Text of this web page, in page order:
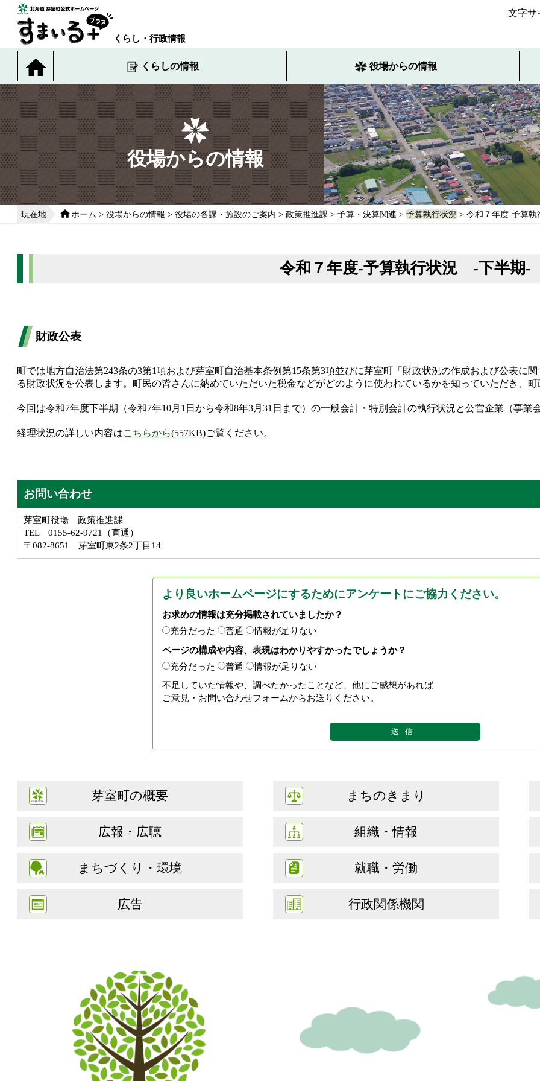
くらし・行政情報
文字サ
くらしの情報 役場からの情報
役場からの情報
現在地 ホーム > 役場からの情報 > 役場の各課・施設のご案内 > 政策推進課 > 予算・決算関連 > 予算執行状況 > 令和７年度-予算
令和７年度-予算執行状況 -下半期-
財政公表
町では地方自治法第243条の3第1項および芽室町自治基本条例第15条第3項並びに芽室町「財政状況の作成および公表に
る財政状況を公表します。町民の皆さんに納めていただいた税金などがどのように使われているかを知っていただき、
今回は令和7年度下半期（令和7年10月1日から令和8年3月31日まで）の一般会計・特別会計の執行状況と公営企業（事
経理状況の詳しい内容はこちらから(557KB)ご覧ください。
お問い合わせ
芽室町役場 政策推進課
TEL 0155-62-9721（直通）
〒082-8651 芽室町東2条2丁目14
より良いホームページにするためにアンケートにご協力ください。
お求めの情報は充分掲載されていましたか？
充分だった
普通
情報が足りない
ページの構成や内容、表現はわかりやすかったでしょうか？
充分だった
普通
情報が足りない
不足していた情報や、調べたかったことなど、他にご感想があれば
ご意見・お問い合わせフォームからお送りください。
芽室町の概要 まちのきまり
広報・広聴 組織・情報
まちづくり・環境 就職・労働
広告 行政関係機関